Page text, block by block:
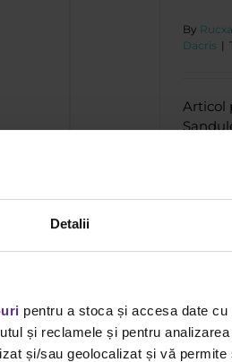
Detalii
pentru a stoca și accesa date
și reclamele și pentru
și/sau geolocalizat și vă
By
Dacris |
Articol
2008
ecologice